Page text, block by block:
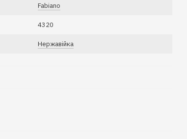
Fabiano
4320
Нержавійка